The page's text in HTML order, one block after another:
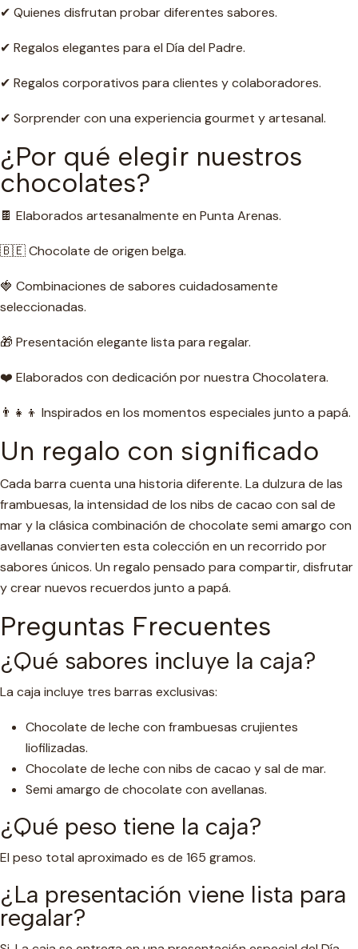
✔ Quienes disfrutan probar diferentes sabores.
✔ Regalos elegantes para el Día del Padre.
✔ Regalos corporativos para clientes y colaboradores.
✔ Sorprender con una experiencia gourmet y artesanal.
¿Por qué elegir nuestros
chocolates?
🍫 Elaborados artesanalmente en Punta Arenas.
🇧🇪 Chocolate de origen belga.
🍓 Combinaciones de sabores cuidadosamente
seleccionadas.
🎁 Presentación elegante lista para regalar.
❤️ Elaborados con dedicación por nuestra Chocolatera.
👨‍👧‍👦 Inspirados en los momentos especiales junto a papá.
Un regalo con significado
Cada barra cuenta una historia diferente. La dulzura de las
frambuesas, la intensidad de los nibs de cacao con sal de
mar y la clásica combinación de chocolate semi amargo con
avellanas convierten esta colección en un recorrido por
sabores únicos. Un regalo pensado para compartir, disfrutar
y crear nuevos recuerdos junto a papá.
Preguntas Frecuentes
¿Qué sabores incluye la caja?
La caja incluye tres barras exclusivas:
Chocolate de leche con frambuesas crujientes
liofilizadas.
Chocolate de leche con nibs de cacao y sal de mar.
Semi amargo de chocolate con avellanas.
¿Qué peso tiene la caja?
El peso total aproximado es de 165 gramos.
¿La presentación viene lista para
regalar?